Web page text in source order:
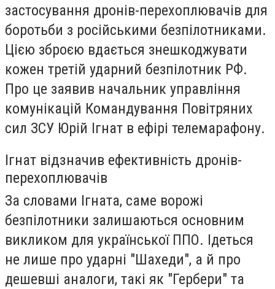
застосування дронів-перехоплювачів для
боротьби з російськими безпілотниками.
Цією зброєю вдається знешкоджувати
кожен третій ударний безпілотник РФ.
Про це заявив начальник управління
комунікацій Командування Повітряних
сил ЗСУ Юрій Ігнат в ефірі телемарафону.
Ігнат відзначив ефективність дронів-
перехоплювачів
За словами Ігната, саме ворожі
безпілотники залишаються основним
викликом для української ППО. Ідеться
не лише про ударні "Шахеди", а й про
дешевші аналоги, такі як "Гербери" та